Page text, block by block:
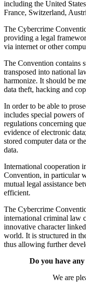
including the United
France, Switzerland,
The Cybercrime
providing a legal
via internet or other
The Convention contains
transposed into national
harmonize. It should be
data theft, hacking and
In order to be able to
includes special powers
regulations concerning
evidence of electronic
stored computer data or
data.
International cooperation
Convention, in particular
mutual legal assistance
efficient.
The Cybercrime
international criminal law
innovative character
world. It is structured in
thus allowing further
Do you have
We are